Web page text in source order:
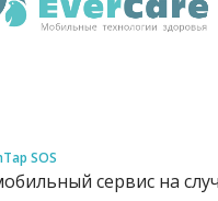
SOS
сервис на